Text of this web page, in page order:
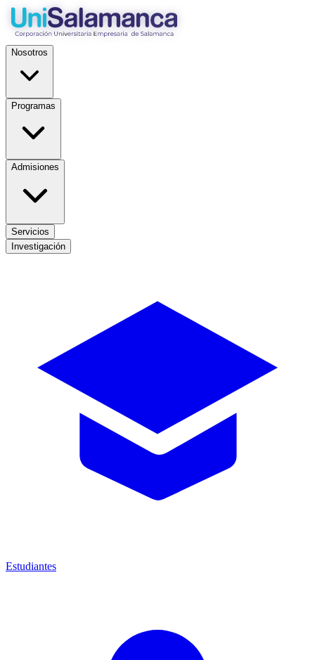
Nosotros
Programas
Admisiones
Servicios
Investigación
Estudiantes